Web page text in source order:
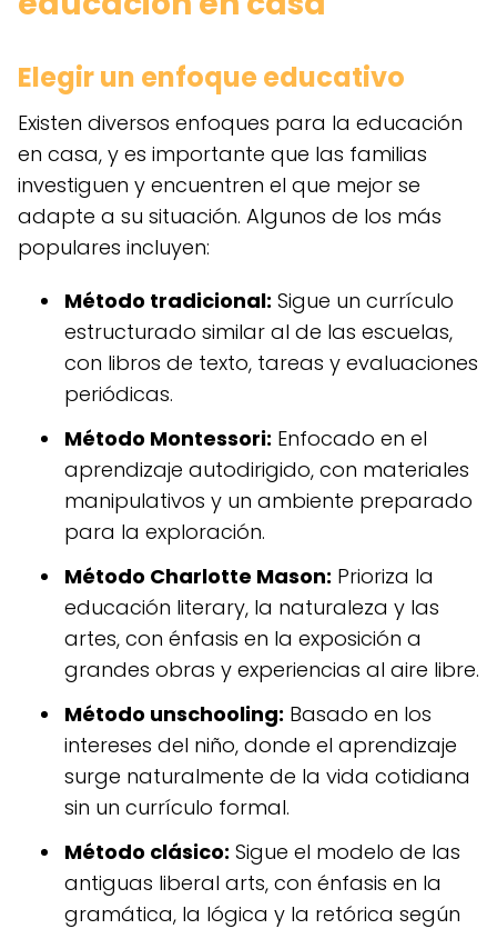
Elegir un enfoque educativo
Existen diversos enfoques para la educación
en casa, y es importante que las familias
investiguen y encuentren el que mejor se
adapte a su situación. Algunos de los más
populares incluyen:
Método tradicional: Sigue un currículo
estructurado similar al de las escuelas,
con libros de texto, tareas y evaluaciones
periódicas.
Método Montessori: Enfocado en el
aprendizaje autodirigido, con materiales
manipulativos y un ambiente preparado
para la exploración.
Método Charlotte Mason: Prioriza la
educación literary, la naturaleza y las
artes, con énfasis en la exposición a
grandes obras y experiencias al aire libre.
Método unschooling: Basado en los
intereses del niño, donde el aprendizaje
surge naturalmente de la vida cotidiana
sin un currículo formal.
Método clásico: Sigue el modelo de las
antiguas liberal arts, con énfasis en la
gramática, la lógica y la retórica según